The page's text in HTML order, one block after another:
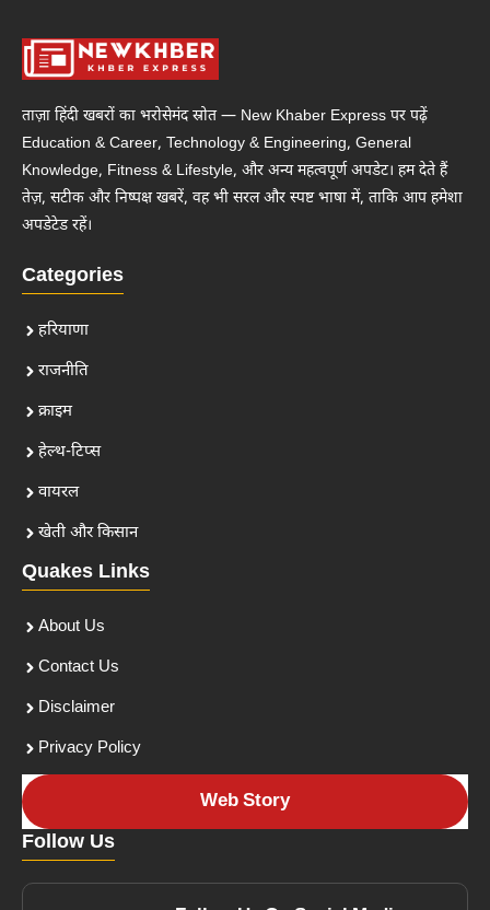
ताज़ा हिंदी खबरों का भरोसेमंद स्रोत — New Khaber Express पर पढ़ें
Education & Career, Technology & Engineering, General
Knowledge, Fitness & Lifestyle, और अन्य महत्वपूर्ण अपडेट। हम देते हैं
तेज़, सटीक और निष्पक्ष खबरें, वह भी सरल और स्पष्ट भाषा में, ताकि आप हमेशा
अपडेटेड रहें।
Categories
हरियाणा
राजनीति
क्राइम
हेल्थ-टिप्स
वायरल
खेती और किसान
Quakes Links
About Us
Contact Us
Disclaimer
Privacy Policy
Web Story
Follow Us